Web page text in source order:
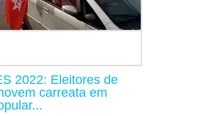
2022: Eleitores de
carreata em